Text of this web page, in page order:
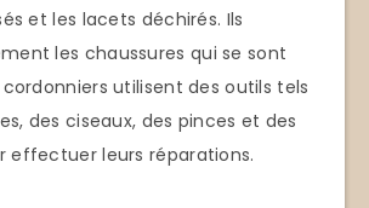
et les lacets déchirés. Ils
les chaussures qui se sont
cordonniers utilisent des outils tels
des ciseaux, des pinces et des
effectuer leurs réparations.